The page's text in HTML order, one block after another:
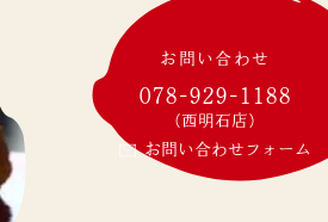
お問い合わせ
078-929-1188
(西明石店)
お問い合わせフォーム